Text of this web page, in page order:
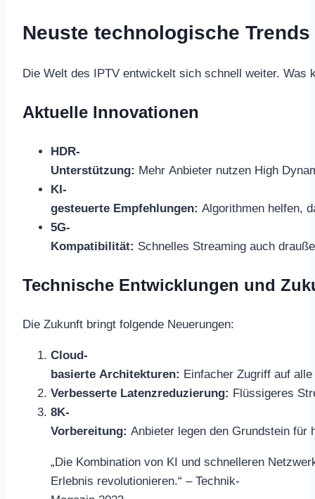
Neuste technologische
Die Welt des IPTV entwickelt sich schnell weiter. Was
Aktuelle Innovationen
HDR-
Unterstützung: Mehr Anbieter nutzen High
KI-
gesteuerte Empfehlungen: Algorithmen helfen,
5G-
Kompatibilität: Schnelles Streaming auch
Technische Entwicklungen und
Die Zukunft bringt folgende Neuerungen:
Cloud-
basierte Architekturen: Einfacher Zugriff auf
Verbesserte Latenzreduzierung: Flüssigeres
8K-
Vorbereitung: Anbieter legen den Grundstein für
„Die Kombination von KI und schnelleren
Erlebnis revolutionieren.“ – Technik-